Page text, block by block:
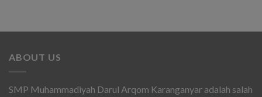
ABOUT US
SMP Muhammadiyah Darul Arqom Karanganyar adalah salah